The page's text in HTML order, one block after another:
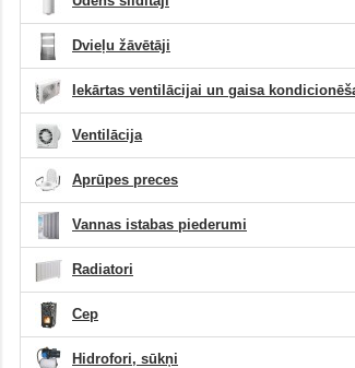
Dvieļu žāvētāji
Iekārtas ventilācijai un gaisa
Ventilācija
Aprūpes preces
Vannas istabas piederumi
Radiatori
Cep
Hidrofori, sūkņi